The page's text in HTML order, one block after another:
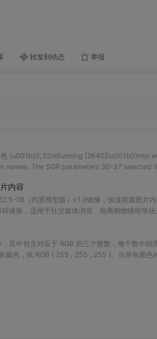
转发到动态 举报
[2640]\u001b[0m\n why? 解释是这样的： The ori
The SGR parameters 30-37 selected
内容
7B（内置模型版）v1.0镜像，快速搭建图片
体验，适用于社交媒体浏览、电商购物辅助等场
其中包含对应于 RGB 的三个整数，每个数中间
颜色，或 RGB ( 255 , 255 , 255 )。当所有颜色